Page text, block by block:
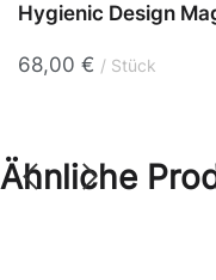
Hygienic Design
68,00 € Stück
Ähnliche